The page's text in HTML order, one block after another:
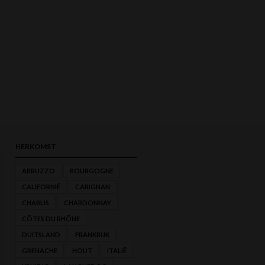
HERKOMST
ABRUZZO BOURGOGNE
CALIFORNIË CARIGNAN
CHABLIS CHARDONNAY
CÔTES DU RHÔNE
DUITSLAND FRANKRIJK
GRENACHE HOUT ITALIË